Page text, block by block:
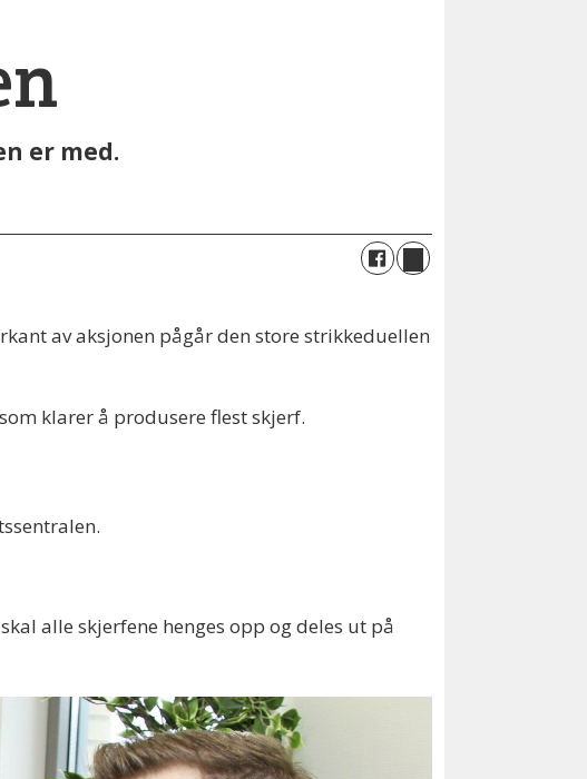
er med.
av aksjonen pågår den store strikkeduellen
klarer å produsere flest skjerf.
alle skjerfene henges opp og deles ut på